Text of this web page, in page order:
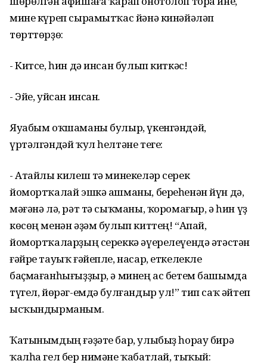
мине күреп сырамытҡас йәнә кинәйәләп
төрттөрҙө:
- Китсе, һин дә инсан булып киткәс!
- Эйе, уйсан инсан.
Яуабым оҡшаманы булыр, үкенгәндәй,
үртәлгәндәй ҡул һелтәне теге:
- Атайлы килеш тә минекеләр серек
йомортҡалай эшкә ашманы, береһенән йүн дә,
мәғәнә лә, рәт тә сыҡманы, ҡоромағыр, ә һин үҙ
көсөң менән әҙәм булып киттең! “Апай,
йомортҡаларҙың сереккә әүерелеүендә әтәстән
ғәйре тауыҡ ғәйепле, насар, еткелекле
баҫмағанһығыҙҙыр, ә минең ас бетем башымда
түгел, йөрәг-емдә булғандыр ул!” тип саҡ әйтеп
ысҡындырманым.
Ҡатынымдың ғәҙәте бар, улыбыҙ һорау бирә
ҡалһа гел бер нимәне ҡабатлай, тыҡый: